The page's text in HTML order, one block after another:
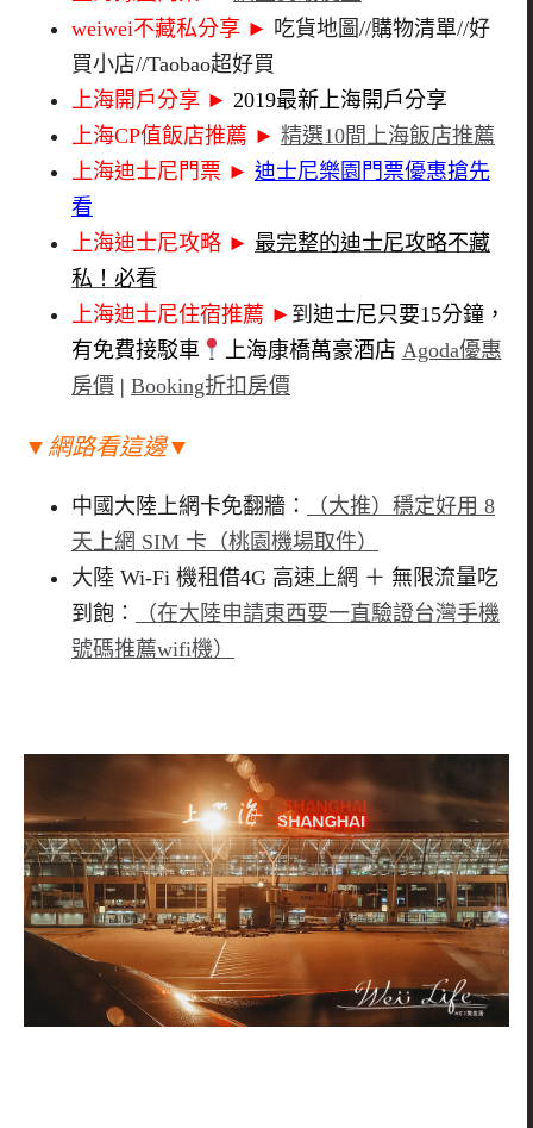
weiwei不藏私分享 ► 吃貨地圖//購物清單//好
買小店//Taobao超好買
上海開戶分享 ► 2019最新上海開戶分享
上海CP值飯店推薦 ► 精選10間上海飯店推薦
上海迪士尼門票 ► 迪士尼樂園門票優惠搶先
看
上海迪士尼攻略 ► 最完整的迪士尼攻略不藏
私！必看
上海迪士尼住宿推薦 ► 到 迪士尼只要15分鐘，
有免費接駁車
上海康橋萬豪酒店 Agoda優惠
房價 | Booking折扣房價
▼網路看這邊▼
中國大陸上網卡免翻牆：
（大推）穩定好用 8
天上網 SIM 卡（桃園機場取件）
大陸 Wi-Fi 機租借4G 高速上網 ＋ 無限流量吃
到飽：
（在大陸申請東西要一直驗證台灣手機
號碼推薦wifi機）